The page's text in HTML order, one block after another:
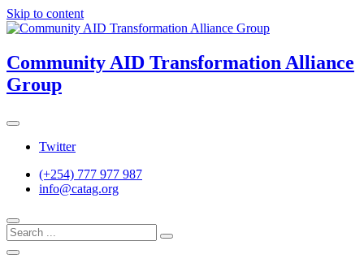
Skip to content
Community AID Transformation Alliance
Group
Twitter
(+254) 777 977 987
info@catag.org